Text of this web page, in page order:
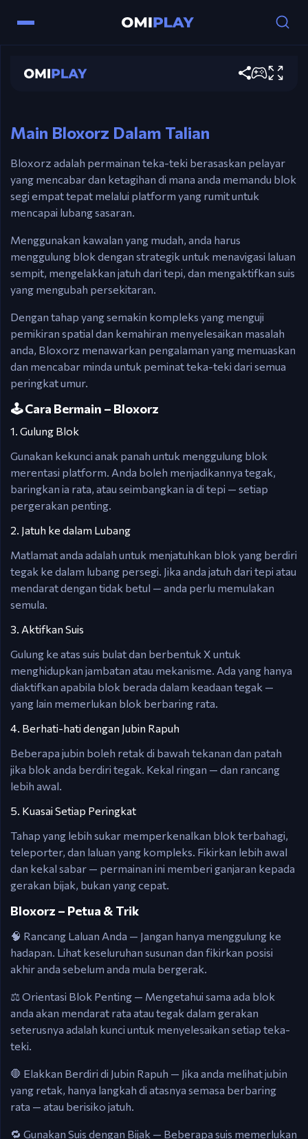
Bloxorz
Main Bloxorz Dalam Talian
Bloxorz adalah permainan teka-teki berasaskan pelayar
yang mencabar dan ketagihan di mana anda memandu blok
segi empat tepat melalui platform yang rumit untuk
mencapai lubang sasaran.
Menggunakan kawalan yang mudah, anda harus
menggulung blok dengan strategik untuk menavigasi laluan
sempit, mengelakkan jatuh dari tepi, dan mengaktifkan suis
yang mengubah persekitaran.
Dengan tahap yang semakin kompleks yang menguji
pemikiran spatial dan kemahiran menyelesaikan masalah
anda, Bloxorz menawarkan pengalaman yang memuaskan
dan mencabar minda untuk peminat teka-teki dari semua
peringkat umur.
🕹️ Cara Bermain – Bloxorz
1. Gulung Blok
Gunakan kekunci anak panah untuk menggulung blok
merentasi platform. Anda boleh menjadikannya tegak,
baringkan ia rata, atau seimbangkan ia di tepi — setiap
pergerakan penting.
2. Jatuh ke dalam Lubang
Matlamat anda adalah untuk menjatuhkan blok yang berdiri
tegak ke dalam lubang persegi. Jika anda jatuh dari tepi atau
mendarat dengan tidak betul — anda perlu memulakan
semula.
3. Aktifkan Suis
Gulung ke atas suis bulat dan berbentuk X untuk
menghidupkan jambatan atau mekanisme. Ada yang hanya
diaktifkan apabila blok berada dalam keadaan tegak —
yang lain memerlukan blok berbaring rata.
4. Berhati-hati dengan Jubin Rapuh
Beberapa jubin boleh retak di bawah tekanan dan patah
jika blok anda berdiri tegak. Kekal ringan — dan rancang
lebih awal.
5. Kuasai Setiap Peringkat
Tahap yang lebih sukar memperkenalkan blok terbahagi,
teleporter, dan laluan yang kompleks. Fikirkan lebih awal
dan kekal sabar — permainan ini memberi ganjaran kepada
gerakan bijak, bukan yang cepat.
Bloxorz – Petua & Trik
🧠 Rancang Laluan Anda — Jangan hanya menggulung ke
hadapan. Lihat keseluruhan susunan dan fikirkan posisi
akhir anda sebelum anda mula bergerak.
⚖️ Orientasi Blok Penting — Mengetahui sama ada blok
anda akan mendarat rata atau tegak dalam gerakan
seterusnya adalah kunci untuk menyelesaikan setiap teka-
teki.
🛑 Elakkan Berdiri di Jubin Rapuh — Jika anda melihat jubin
yang retak, hanya langkah di atasnya semasa berbaring
rata — atau berisiko jatuh.
🔁 Gunakan Suis dengan Bijak — Beberapa suis memerlukan